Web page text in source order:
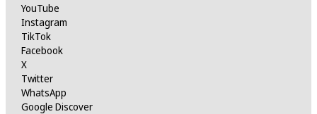
YouTube
Instagram
TikTok
Facebook
X
Twitter
WhatsApp
Google Discover